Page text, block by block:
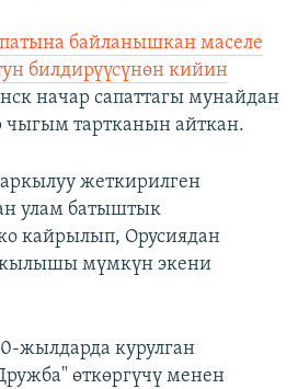
байланышкан маселе
билдирүүсүнөн кийин
начар сапаттагы мунайдан
чыгым тартканын айткан.
жеткирилген
улам батыштык
кайрылып, Орусиядан
кылышы мүмкүн экени
жылдарда курулган
өткөргүчү менен